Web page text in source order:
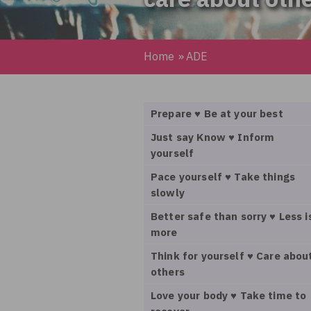
Home »ADE
Prepare ♥ Be at your best
Just say Know ♥ Inform
yourself
Pace yourself ♥ Take things
slowly
Better safe than sorry ♥ Less
more
Think for yourself ♥ Care
others
Love your body ♥ Take time to